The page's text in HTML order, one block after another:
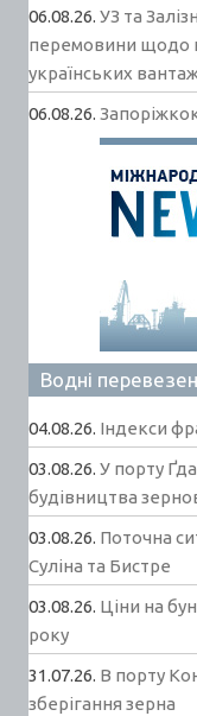
06.08.26. УЗ та
перемовини щодо
українських
06.08.26.
Водні
04.08.26. Індекси
03.08.26. У порту
будівництва
03.08.26. Поточна
Суліна та Бистре
03.08.26. Ціни на
року
31.07.26. В порту
зберігання зерна